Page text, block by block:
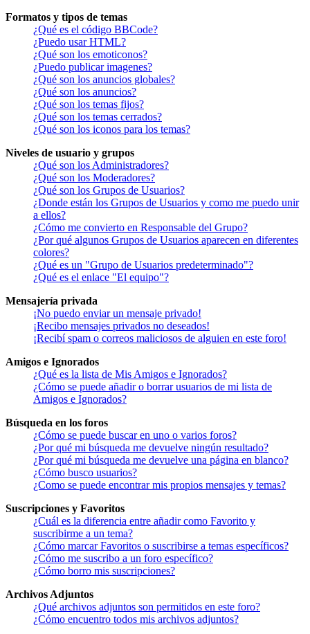
Formatos y tipos de temas
¿Qué es el código BBCode?
¿Puedo usar HTML?
¿Qué son los emoticonos?
¿Puedo publicar imagenes?
¿Qué son los anuncios globales?
¿Qué son los anuncios?
¿Qué son los temas fijos?
¿Qué son los temas cerrados?
¿Qué son los iconos para los temas?
Niveles de usuario y grupos
¿Qué son los Administradores?
¿Qué son los Moderadores?
¿Qué son los Grupos de Usuarios?
¿Donde están los Grupos de Usuarios y como me puedo unir
a ellos?
¿Cómo me convierto en Responsable del Grupo?
¿Por qué algunos Grupos de Usuarios aparecen en diferentes
colores?
¿Qué es un "Grupo de Usuarios predeterminado"?
¿Qué es el enlace "El equipo"?
Mensajería privada
¡No puedo enviar un mensaje privado!
¡Recibo mensajes privados no deseados!
¡Recibí spam o correos maliciosos de alguien en este foro!
Amigos e Ignorados
¿Qué es la lista de Mis Amigos e Ignorados?
¿Cómo se puede añadir o borrar usuarios de mi lista de
Amigos e Ignorados?
Búsqueda en los foros
¿Cómo se puede buscar en uno o varios foros?
¿Por qué mi búsqueda me devuelve ningún resultado?
¿Por qué mi búsqueda me devuelve una página en blanco?
¿Cómo busco usuarios?
¿Como se puede encontrar mis propios mensajes y temas?
Suscripciones y Favoritos
¿Cuál es la diferencia entre añadir como Favorito y
suscribirme a un tema?
¿Cómo marcar Favoritos o suscribirse a temas específicos?
¿Cómo me suscribo a un foro específico?
¿Cómo borro mis suscripciones?
Archivos Adjuntos
¿Qué archivos adjuntos son permitidos en este foro?
¿Cómo encuentro todos mis archivos adjuntos?